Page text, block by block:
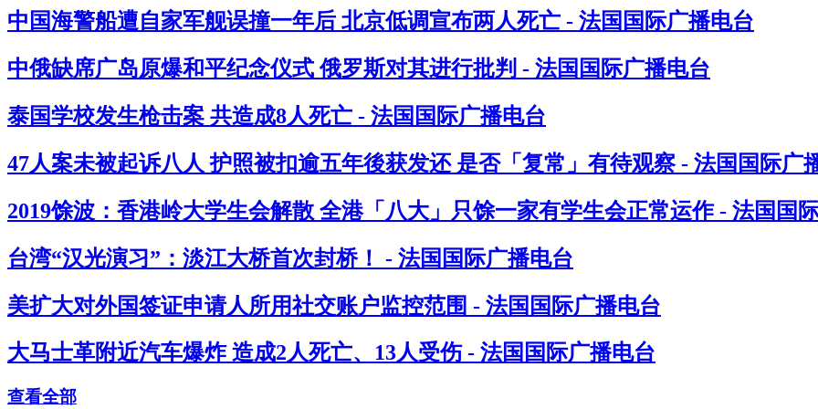
中国海警船遭自家军舰误撞一年后 北京低调宣布两人死亡 - 法国国际广播电台
中俄缺席广岛原爆和平纪念仪式 俄罗斯对其进行批判 - 法国国际广播电台
泰国学校发生枪击案 共造成8人死亡 - 法国国际广播电台
47人案未被起诉八人 护照被扣逾五年後获发还 是否「复常」有待观察 - 法国国际广
2019馀波：香港岭大学生会解散 全港「八大」只馀一家有学生会正常运作 - 法国国
台湾“汉光演习”：淡江大桥首次封桥！ - 法国国际广播电台
美扩大对外国签证申请人所用社交账户监控范围 - 法国国际广播电台
大马士革附近汽车爆炸 造成2人死亡、13人受伤 - 法国国际广播电台
查看全部